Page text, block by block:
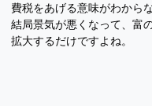
費税をあげる意味がわからな
結局景気が悪くなって、富
拡大するだけですよね。